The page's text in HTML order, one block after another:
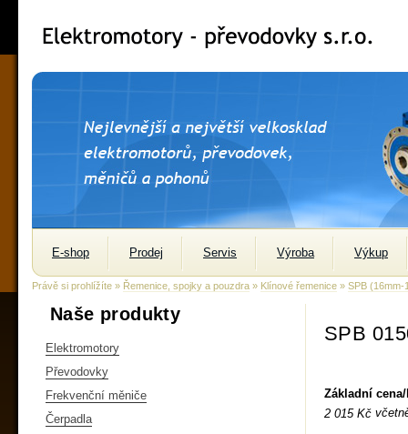
E-shop Prodej Servis Výroba Výkup
Právě si prohlížíte » Řemenice, spojky a pouzdra » Klínové řemenice » SPB (16mm-
Naše produkty
Elektromotory
Převodovky
Frekvenční měniče
Čerpadla
SPB
Základní
2 015 Kč